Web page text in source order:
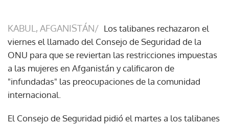
KABUL, AFGANISTÁN/ Los talibanes rechazaron el
viernes el llamado del Consejo de Seguridad de la
ONU para que se reviertan las restricciones impuestas
a las mujeres en Afganistán y calificaron de
"infundadas" las preocupaciones de la comunidad
internacional.
El Consejo de Seguridad pidió el martes a los talibanes